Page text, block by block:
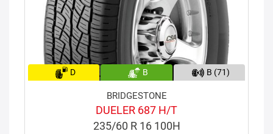
D B B (71)
BRIDGESTONE
DUELER 687 H/T
235/60 R 16 100H